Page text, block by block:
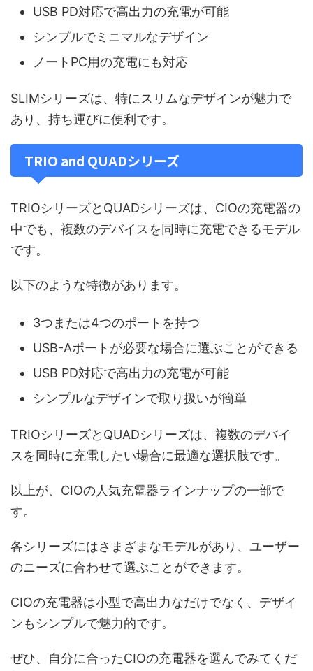
USB PD対応で高出力の充電が可能
シンプルでミニマルなデザイン
ノートPC用の充電にも対応
SLIMシリーズは、特にスリムなデザインが魅力で
あり、持ち運びに便利です。
TRIO and QUADシリーズ
TRIOシリーズとQUADシリーズは、CIOの充電器の
中でも、複数のデバイスを同時に充電できるモデル
です。
以下のような特徴があります。
3つまたは4つのポートを持つ
USB-Aポートが必要な場合に選ぶことができる
USB PD対応で高出力の充電が可能
シンプルなデザインで取り扱いが簡単
TRIOシリーズとQUADシリーズは、複数のデバイ
スを同時に充電したい場合に最適な選択肢です。
以上が、CIOの人気充電器ラインナップの一部で
す。
各シリーズにはさまざまなモデルがあり、ユーザー
のニーズに合わせて選ぶことができます。
CIOの充電器は小型で高出力なだけでなく、デザイ
ンもシンプルで魅力的です。
ぜひ、自分に合ったCIOの充電器を選んでみてくだ